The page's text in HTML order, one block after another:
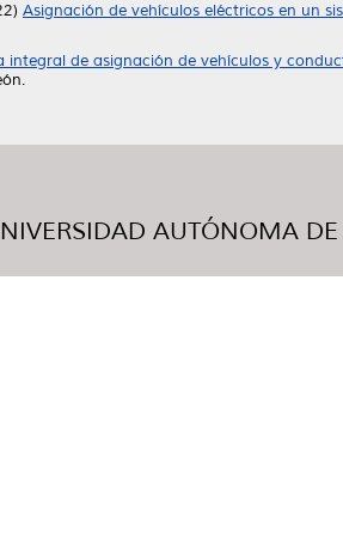
Asignación de vehículos eléctricos en un
integral de asignación de vehículos y
AUTÓNOMA